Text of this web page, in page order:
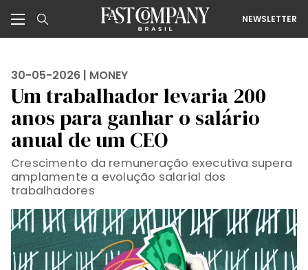
NEWSLETTER
30-05-2026 | MONEY
Um trabalhador levaria 200
anos para ganhar o salário
anual de um CEO
Crescimento da remuneração executiva supera
amplamente a evolução salarial dos
trabalhadores